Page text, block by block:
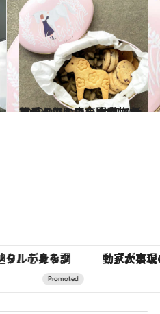
2023.9.9
可愛くておいしいクッキーが人気！森の小動物をモチーフにした 台湾で話題のクッキー専門店
旅＆お出かけ
「大事なのは地域の意識を変えること」。ロレックス賞受賞の自然保護活動家が実現させたナイジェリアの自然環境の復活